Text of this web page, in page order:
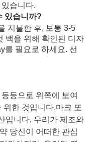
습니다.
있습니까?
지불한 후, 보통 3-5
백을 위해 확인된 디자
를 필요로 하세요. 선
등으로 위쪽에 보여
위한 것입니다.마크 또
입니다, 우리가 제조와
당신이 어떠한 관심